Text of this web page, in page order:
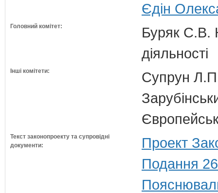
Єдін
Головний комітет:
Буряк С.В.
діяльності
Інші комітети:
Супрун
Текст законопроекту та супровідні
документи:
Проект
Подання